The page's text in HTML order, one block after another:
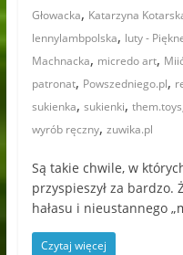
Głowacka, Katarzyna
lennylambpolska, luty -
Machnacka, micredo art,
patronat, Powszedniego.pl,
sukienka, sukienki, them.toys
wyrób ręczny, zuwika.pl
Są takie chwile, w
przyspieszył za bardzo.
hałasu i nieustannego
Czytaj więcej